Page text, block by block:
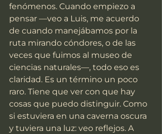
fenómenos. Cuando empiezo a
pensar —veo a Luis, me acuerdo
de cuando manejábamos por la
ruta mirando cóndores, o de las
veces que fuimos al museo de
ciencias naturales—, todo eso es
claridad. Es un término un poco
raro. Tiene que ver con que hay
cosas que puedo distinguir. Como
si estuviera en una caverna oscura
y tuviera una luz: veo reflejos. A